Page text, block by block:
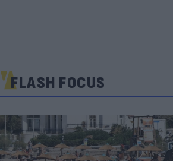
FLASH FOCUS